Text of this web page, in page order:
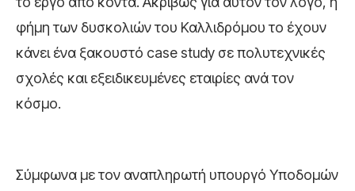
φήμη των δυσκολιών του Καλλιδρόμου το έχουν
κάνει ένα ξακουστό case study σε πολυτεχνικές
σχολές και εξειδικευμένες εταιρίες ανά τον
κόσμο.
Σύμφωνα με τον αναπληρωτή υπουργό Υποδομών